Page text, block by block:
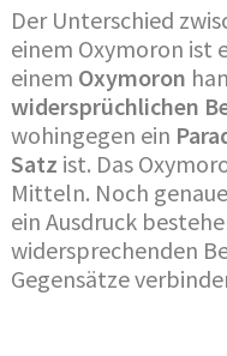
Der Unterschied
einem Oxymoron ist
einem Oxymoron
widersprüchlichen
wohingegen ein
Satz ist. Das
Mitteln. Noch
ein Ausdruck
widersprechenden
Gegensätze